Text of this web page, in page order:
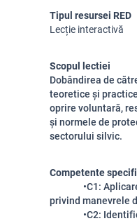
Tipul resursei RED
Lecție interactivă
Scopul lectiei
Dobândirea de
teoretice și
oprire voluntară,
și normele de
sectorului silvic.
Competente
•C1:
privind manevrele
•C2: